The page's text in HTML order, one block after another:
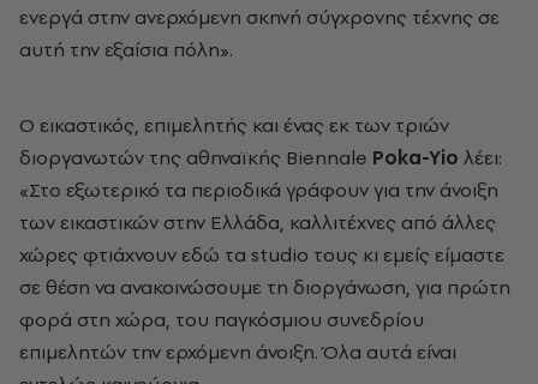
ενεργά στην ανερχόμενη σκηνή σύγχρονης τέχνης σε
αυτή την εξαίσια πόλη».
Ο εικαστικός, επιμελητής και ένας εκ των τριών
διοργανωτών της αθηναϊκής Biennale Poka-Yio λέει:
«Στο εξωτερικό τα περιοδικά γράφουν για την άνοιξη
των εικαστικών στην Ελλάδα, καλλιτέχνες από άλλες
χώρες φτιάχνουν εδώ τα studio τους κι εμείς είμαστε
σε θέση να ανακοινώσουμε τη διοργάνωση, για πρώτη
φορά στη χώρα, του παγκόσμιου συνεδρίου
επιμελητών την ερχόμενη άνοιξη. Όλα αυτά είναι